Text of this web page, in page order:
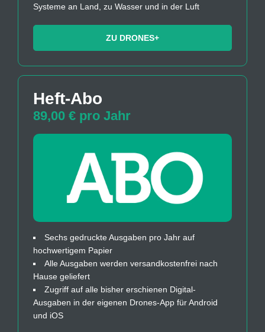
Systeme an Land, zu Wasser und in der Luft
ZU DRONES+
Heft-Abo
89,00 € pro Jahr
Sechs gedruckte Ausgaben pro Jahr auf
hochwertigem Papier
Alle Ausgaben werden versandkostenfrei nach
Hause geliefert
Zugriff auf alle bisher erschienen Digital-
Ausgaben in der eigenen Drones-App für Android
und iOS